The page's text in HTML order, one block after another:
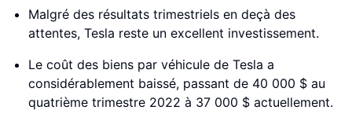
Malgré des résultats trimestriels en deçà des
attentes, Tesla reste un excellent investissement.
Le coût des biens par véhicule de Tesla a
considérablement baissé, passant de 40 000 $ au
quatrième trimestre 2022 à 37 000 $ actuellement.